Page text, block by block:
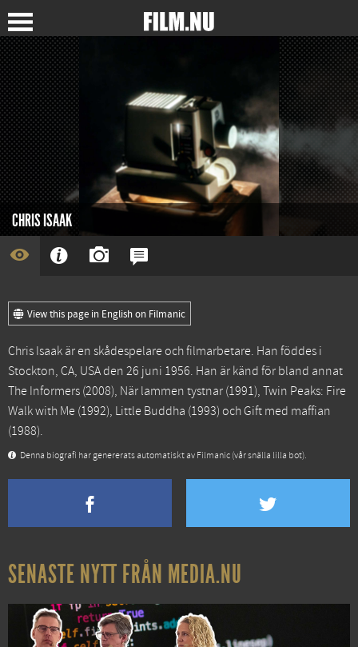
CHRIS ISAAK
View this page in English on Filmanic
Chris Isaak är en skådespelare och filmarbetare. Han föddes i
Stockton, CA, USA den 26 juni 1956. Han är känd för bland annat
The Informers (2008), När lammen tystnar (1991), Twin Peaks: Fire
Walk with Me (1992), Little Buddha (1993) ochGift med maffian
(1988).
Denna biografi har genererats automatiskt av Filmanic (vår snälla lilla bot).
SENASTE NYTT FRÅN MEDIA.NU